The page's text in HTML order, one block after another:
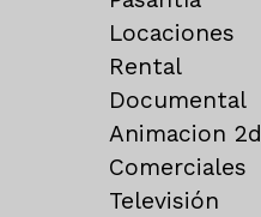
Locaciones
Rental
Documental
Animacion 2d
Comerciales
Televisión